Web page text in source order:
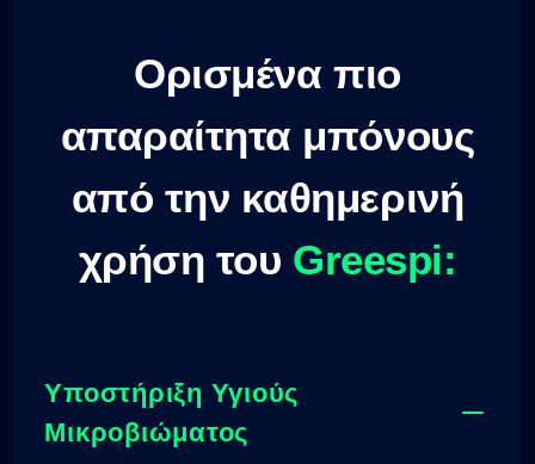
Ορισμένα πιο
απαραίτητα μπόνους
από την καθημερινή
χρήση του Greespi:
Υποστήριξη Υγιούς
Μικροβιώματος